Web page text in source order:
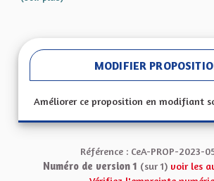
MODIFIER
Améliorer ce proposition en modifiant
Référence : CeA-PROP-2023-
Numéro de version 1 (sur 1) voir les